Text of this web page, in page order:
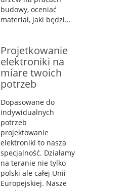
budowy, oceniać
materiał, jaki będzi...
Projetkowanie
elektroniki na
miare twoich
potrzeb
Dopasowane do
indywidualnych
potrzeb
projektowanie
elektroniki to nasza
specjalność. Działamy
na teranie nie tylko
polski ale całej Unii
Europejskiej. Nasze